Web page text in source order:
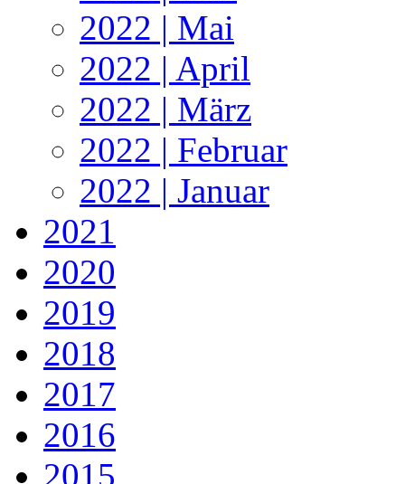
2022 | Mai
2022 | April
2022 | März
2022 | Februar
2022 | Januar
2021
2020
2019
2018
2017
2016
2015